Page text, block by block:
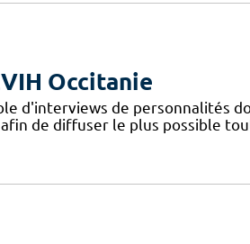
Occitanie
d'interviews de personnalités
de diffuser le plus possible